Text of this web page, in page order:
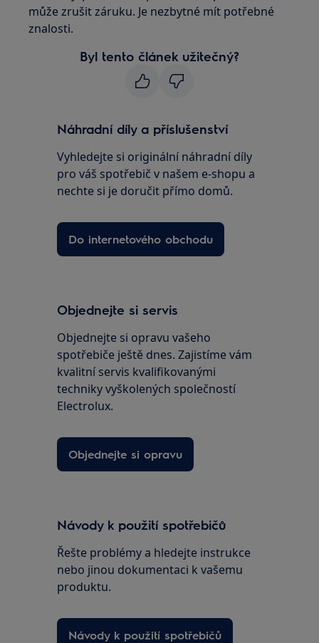
může zrušit záruku. Je nezbytné mít potřebné
znalosti.
Byl tento článek užitečný?
Náhradní díly a příslušenství
Vyhledejte si originální náhradní díly
pro váš spotřebič v našem e-shopu a
nechte si je doručit přímo domů.
Do internetového obchodu
Objednejte si servis
Objednejte si opravu vašeho
spotřebiče ještě dnes. Zajistíme vám
kvalitní servis kvalifikovanými
techniky vyškolených společností
Electrolux.
Objednejte si opravu
Návody k použití spotřebičů
Řešte problémy a hledejte instrukce
nebo jinou dokumentaci k vašemu
produktu.
Návody k použití spotřebičů